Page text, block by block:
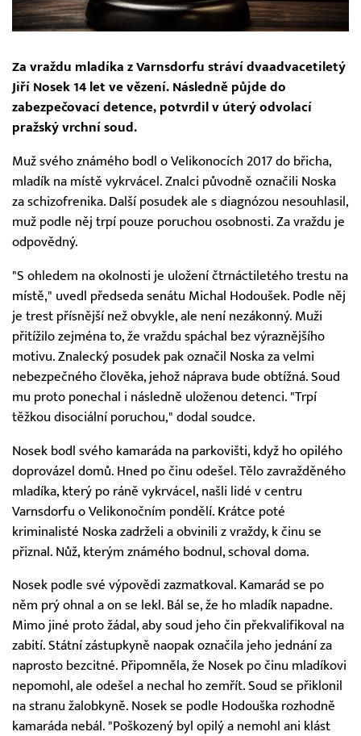
Za vraždu mladíka z Varnsdorfu stráví dvaadvacetiletý
Jiří Nosek 14 let ve vězení. Následně půjde do
zabezpečovací detence, potvrdil v úterý odvolací
pražský vrchní soud.
Muž svého známého bodl o Velikonocích 2017 do břicha,
mladík na místě vykrvácel. Znalci původně označili Noska
za schizofrenika. Další posudek ale s diagnózou nesouhlasil,
muž podle něj trpí pouze poruchou osobnosti. Za vraždu je
odpovědný.
"S ohledem na okolnosti je uložení čtrnáctiletého trestu na
místě," uvedl předseda senátu Michal Hodoušek. Podle něj
je trest přísnější než obvykle, ale není nezákonný. Muži
přitížilo zejména to, že vraždu spáchal bez výraznějšího
motivu. Znalecký posudek pak označil Noska za velmi
nebezpečného člověka, jehož náprava bude obtížná. Soud
mu proto ponechal i následně uloženou detenci. "Trpí
těžkou disociální poruchou," dodal soudce.
Nosek bodl svého kamaráda na parkovišti, když ho opilého
doprovázel domů. Hned po činu odešel. Tělo zavražděného
mladíka, který po ráně vykrvácel, našli lidé v centru
Varnsdorfu o Velikonočním pondělí. Krátce poté
kriminalisté Noska zadrželi a obvinili z vraždy, k činu se
přiznal. Nůž, kterým známého bodnul, schoval doma.
Nosek podle své výpovědi zazmatkoval. Kamarád se po
něm prý ohnal a on se lekl. Bál se, že ho mladík napadne.
Mimo jiné proto žádal, aby soud jeho čin překvalifikoval na
zabití. Státní zástupkyně naopak označila jeho jednání za
naprosto bezcitné. Připomněla, že Nosek po činu mladíkovi
nepomohl, ale odešel a nechal ho zemřít. Soud se přiklonil
na stranu žalobkyně. Nosek se podle Hodouška rozhodně
kamaráda nebál. "Poškozený byl opilý a nemohl ani klást